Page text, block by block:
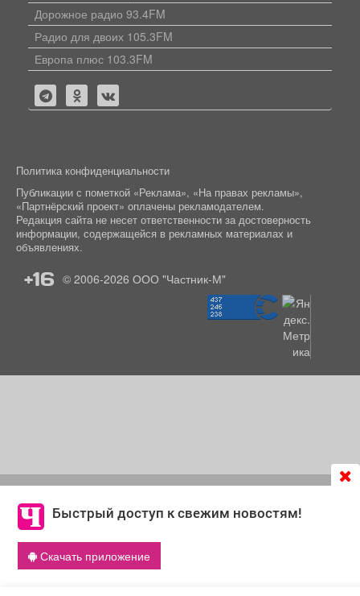
Быстрый доступ к свежим новостям!
Скачать приложение
согласие на обработку файлов cookie, которые
обеспечивают корректную работу сайта и сбора
информации для улучшения качества сервисов.
Что такое cookie
Дорожное радио 93.4FM
Радио для двоих 105.3FM
Европа плюс 103.3FM
Политика конфиденциальности
Публикации с пометкой «Реклама», «На правах рекламы»,
«Партнёрский проект» оплачены рекламодателем.
Редакция сайта не несет ответственности за достоверность
информации, содержащейся в рекламных материалах и
объявлениях.
+16 © 2006-2026 ООО "Частник-М"